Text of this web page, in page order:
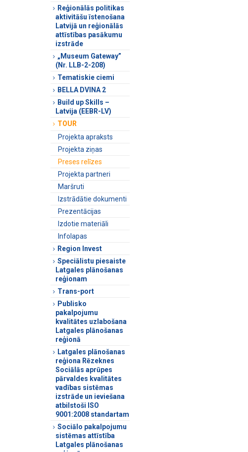
Reģionālās politikas
aktivitāšu īstenošana
Latvijā un reģionālās
attīstības pasākumu
izstrāde
„Museum Gateway”
(Nr. LLB-2-208)
Tematiskie ciemi
BELLA DVINA 2
Build up Skills –
Latvija (EEBR-LV)
TOUR
Projekta apraksts
Projekta ziņas
Preses relīzes
Projekta partneri
Maršruti
Izstrādātie dokumenti
Prezentācijas
Izdotie materiāli
Infolapas
Region Invest
Speciālistu piesaiste
Latgales plānošanas
reģionam
Trans-port
Publisko
pakalpojumu
kvalitātes uzlabošana
Latgales plānošanas
reģionā
Latgales plānošanas
reģiona Rēzeknes
Sociālās aprūpes
pārvaldes kvalitātes
vadības sistēmas
izstrāde un ieviešana
atbilstoši ISO
9001:2008 standartam
Sociālo pakalpojumu
sistēmas attīstība
Latgales plānošanas